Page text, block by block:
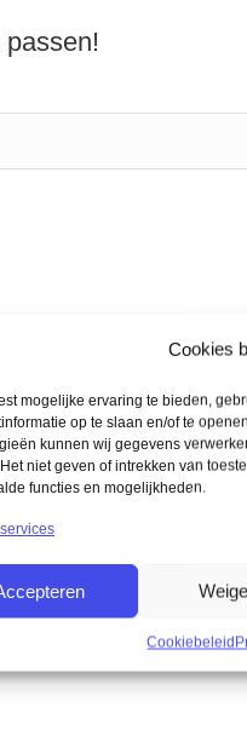
Cookies
mogelijke ervaring te bieden,
op te slaan en/of te
kunnen wij gegevens
niet geven of intrekken van
functies en mogelijkheden.
Cookiebeleid